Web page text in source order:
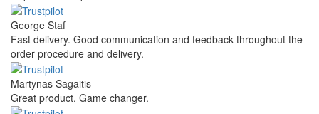
George Staf
Fast delivery. Good communication and feedback throughout the
order procedure and delivery.
Martynas Sagaitis
Great product. Game changer.